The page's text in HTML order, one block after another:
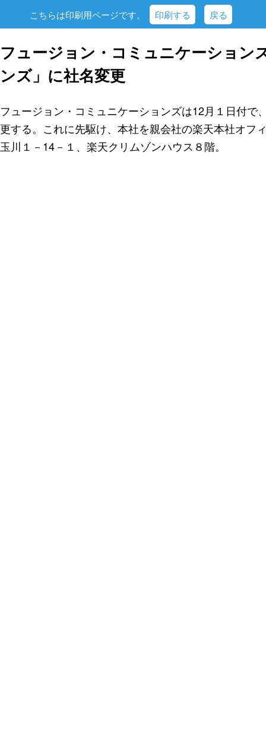
こちらは印刷用ページです。 印刷する 戻る
フュージョン・コミュニケーション
ンズ」に社名変更
フュージョン・コミュニケーションズは12月１日付
更する。これに先駆け、本社を親会社の楽天本社オフ
玉川１－14－１、楽天クリムゾンハウス８階。